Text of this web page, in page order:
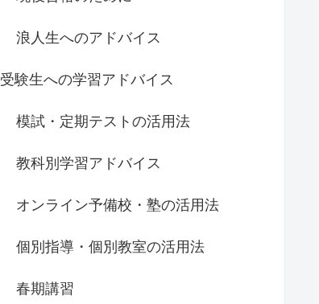
浪人生へのアドバイス
受験生への学習アドバイス
模試・定期テストの活用法
教科別学習アドバイス
オンライン予備校・塾の活用法
個別指導・個別教室の活用法
春期講習